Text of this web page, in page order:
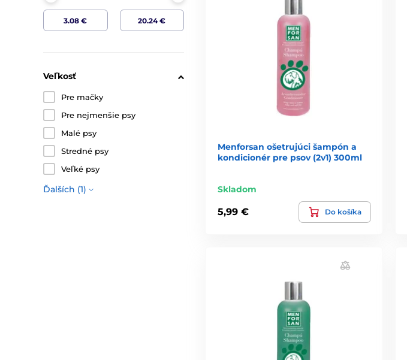
Veľkosť
Pre mačky
Pre nejmenšie psy
Malé psy
Stredné psy
Veľké psy
Ďalších (1)
Menforsan ošetrujúci šampón a
kondicionér pre psov (2v1) 300ml
Skladom
5,99 € Do košíka